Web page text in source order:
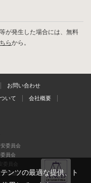
が発生した場合には、無料
らから。
お問い合わせ
いて 会社概要
委員会
員会
員会
管理協会)の正会
ンツの最適な提供、ト